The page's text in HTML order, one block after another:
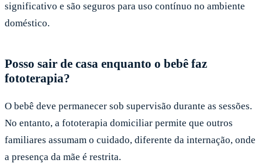
significativo e são seguros para uso contínuo no ambiente
doméstico.
Posso sair de casa enquanto o bebê faz
fototerapia?
O bebê deve permanecer sob supervisão durante as sessões.
No entanto, a fototerapia domiciliar permite que outros
familiares assumam o cuidado, diferente da internação, onde
a presença da mãe é restrita.